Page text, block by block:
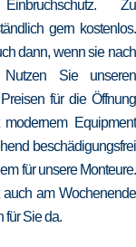
Zu
gern kostenlos.
dann, wenn sie nach
Sie unseren
für die Öffnung
Equipment
beschädigungsfrei
für unsere Monteure.
auch am Wochenende
für Sie da.